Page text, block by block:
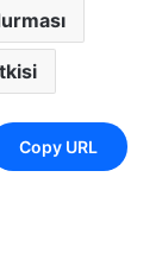
Copy URL